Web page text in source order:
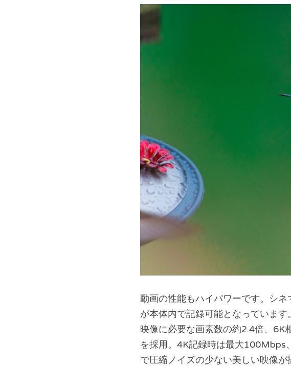
動画の性能もハイパワーです。シ
が本体内で記録可能となっていま
映像に必要な画素数の約2.4倍、6K
を採用。4K記録時は最大100Mbps
で圧縮ノイズの少ない美しい映像が